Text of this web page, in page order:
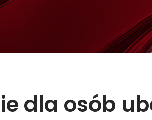
dla osób